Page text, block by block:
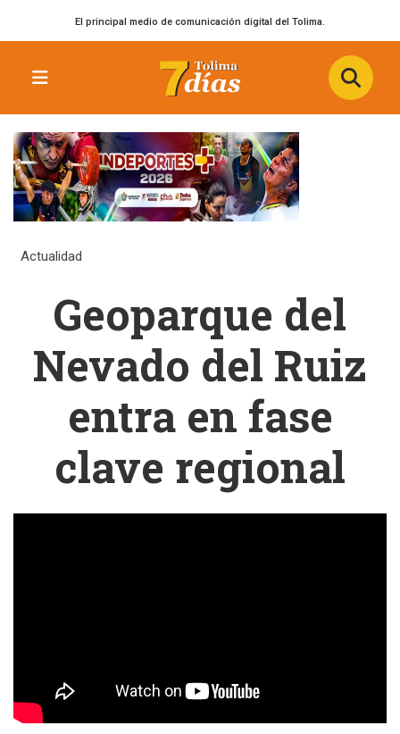
El principal medio de comunicación digital del Tolima.
Actualidad
Geoparque del
Nevado del Ruiz
entra en fase
clave regional